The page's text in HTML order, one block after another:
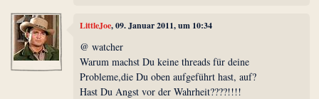
LittleJoe, 09. Januar 2011, um 10:34
@ watcher
Warum machst Du keine threads für deine
Probleme,die Du oben aufgeführt hast, auf?
Hast Du Angst vor der Wahrheit????!!!!